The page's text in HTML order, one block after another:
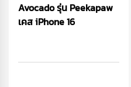
Avocado รุ่น Peekapaw
เคส iPhone 16